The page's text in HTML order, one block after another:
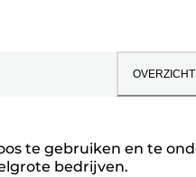
OVERZICHT
te gebruiken en te
bedrijven.